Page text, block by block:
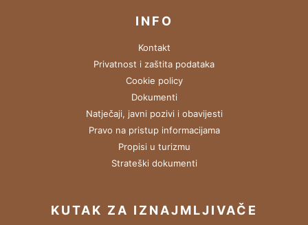
INFO
Kontakt
Privatnost i zaštita podataka
Cookie policy
Dokumenti
Natječaji, javni pozivi i obavijesti
Pravo na pristup informacijama
Propisi u turizmu
Strateški dokumenti
KUTAK ZA IZNAJMLJIVAČE